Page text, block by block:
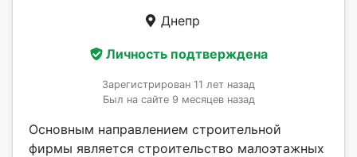
Днепр
Личность подтверждена
Зарегистрирован 11 лет назад
Был на сайте 9 месяцев назад
Основным направлением строительной
фирмы является строительство малоэтажных